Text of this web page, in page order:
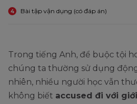
4 Bài tập vận dụng (có đáp án)
Trong tiếng Anh, để buộc tội
chúng ta thường sử dụng động
nhiên, nhiều người học vẫn
không biết accused đi với